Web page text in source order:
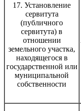
17. Установление
сервитута
(публичного
сервитута) в
отношении
земельного участка,
находящегося в
государственной или
муниципальной
собственности